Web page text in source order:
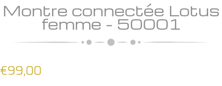
Montre connectée Lotus
femme – 50001
€99,00